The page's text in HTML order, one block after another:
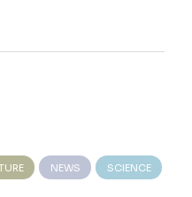
NEWS SCIENCE